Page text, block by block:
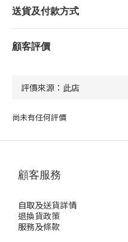
送貨及付款方式
顧客評價
尚未有任何評價
顧客服務
自取及送貨詳情
退換貨政策
服務及條款